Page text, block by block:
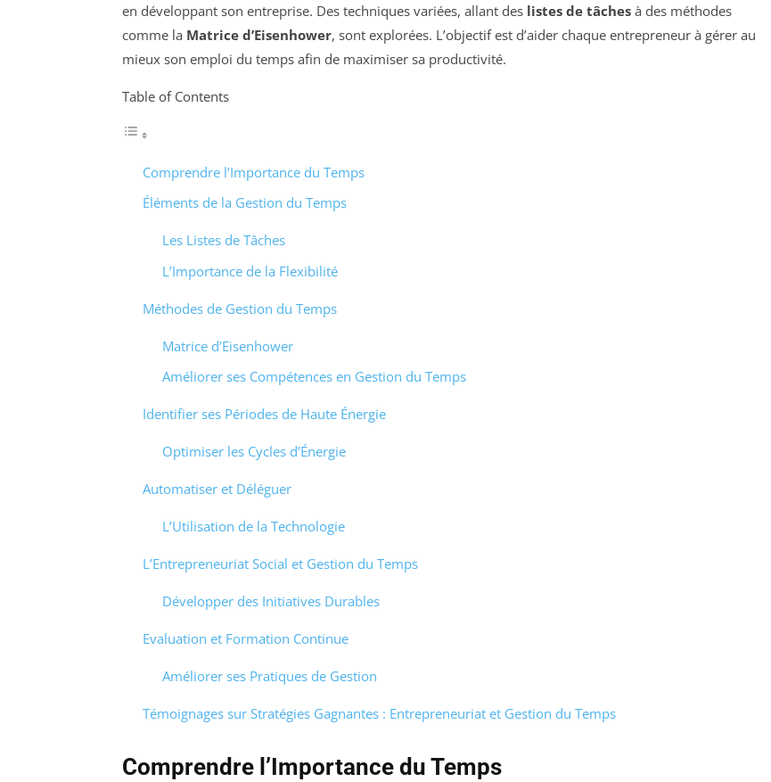
en développant son entreprise. Des techniques variées, allant des listes de tâches à des méthodes
comme la Matrice d’Eisenhower, sont explorées. L’objectif est d’aider chaque entrepreneur à gérer au
mieux son emploi du temps afin de maximiser sa productivité.
Table of Contents
Comprendre l’Importance du Temps
Éléments de la Gestion du Temps
Les Listes de Tâches
L’Importance de la Flexibilité
Méthodes de Gestion du Temps
Matrice d’Eisenhower
Améliorer ses Compétences en Gestion du Temps
Identifier ses Périodes de Haute Énergie
Optimiser les Cycles d’Énergie
Automatiser et Déléguer
L’Utilisation de la Technologie
L’Entrepreneuriat Social et Gestion du Temps
Développer des Initiatives Durables
Evaluation et Formation Continue
Améliorer ses Pratiques de Gestion
Témoignages sur Stratégies Gagnantes : Entrepreneuriat et Gestion du Temps
Comprendre l’Importance du Temps